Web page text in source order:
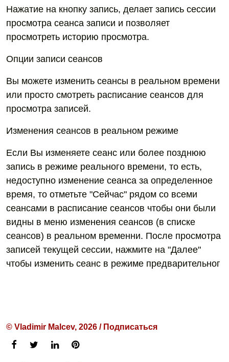
Нажатие на кнопку запись, делает запись сессии
просмотра сеанса записи и позволяет
просмотреть историю просмотра.
Опции записи сеансов
Вы можете изменить сеансы в реальном времени
или просто смотреть расписание сеансов для
просмотра записей.
Изменения сеансов в реальном режиме
Если Вы изменяете сеанс или более позднюю
запись в режиме реального времени, то есть,
недоступно изменение сеанса за определенное
время, то отметьте "Сейчас" рядом со всеми
сеансами в расписаниe сеансов чтобы они были
видны в меню изменения сеансов (в списке
сеансов) в реальном временни. После просмотра
записей текущей сессии, нажмите на "Далее"
чтобы изменить сеанс в режиме предварительног
© Vladimir Malcev, 2026 / Подписаться